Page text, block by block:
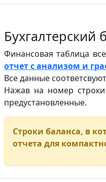
Бухгалтерский
Финансовая таблица
отчет с анализом и
Все данные
Нажав на номер
предустановленные.
Строки баланса, в
отчета для